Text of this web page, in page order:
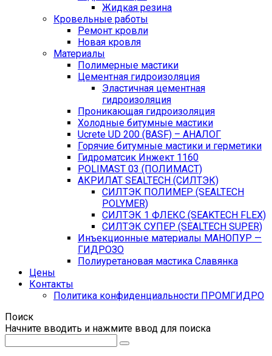
Жидкая резина
Кровельные работы
Ремонт кровли
Новая кровля
Материалы
Полимерные мастики
Цементная гидроизоляция
Эластичная цементная
гидроизоляция
Проникающая гидроизоляция
Холодные битумные мастики
Ucrete UD 200 (BASF) – АНАЛОГ
Горячие битумные мастики и герметики
Гидроматсик Инжект 1160
POLIMAST 03 (ПОЛИМАСТ)
АКРИЛАТ SEALTECH (СИЛТЭК)
СИЛТЭК ПОЛИМЕР (SEALTECH
POLYMER)
СИЛТЭК 1 ФЛЕКС (SEAKTECH FLEX)
СИЛТЭК СУПЕР (SEALTECH SUPER)
Инъекционные материалы МАНОПУР —
ГИДРОЗО
Полиуретановая мастика Славянка
Цены
Контакты
Политика конфиденциальности ПРОМГИДРО
Поиск
Начните вводить и нажмите ввод для поиска